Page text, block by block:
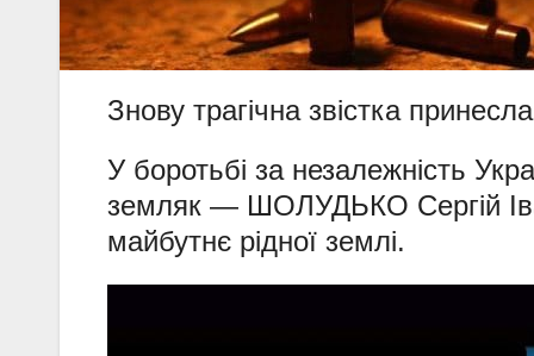
Знову трагічна звістка
У боротьбі за незалежність
земляк — ШОЛУДЬКО Сергій
майбутнє рідної землі.